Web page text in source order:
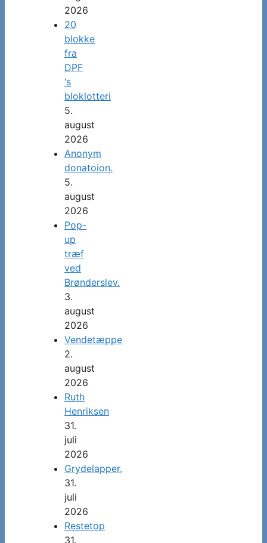
2026
20
blokke
fra
DPF
‘s
bloklotteri
5.
august
2026
Anonym
donatoion.
5.
august
2026
Pop-
up
træf
ved
Brønderslev.
3.
august
2026
Vendetæppe
2.
august
2026
Ruth
Henriksen
31.
juli
2026
Grydelapper.
31.
juli
2026
Restetop
31.